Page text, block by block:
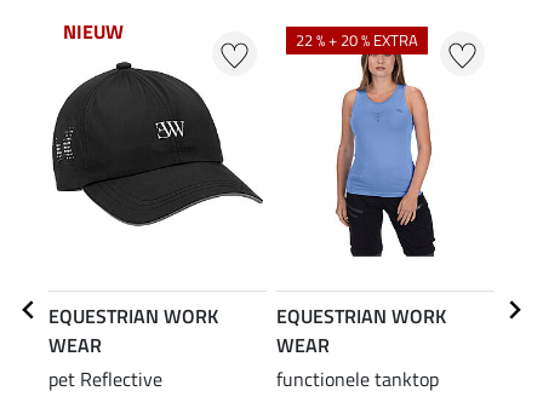
NIEUW
EQUESTRIAN WORK
WEAR
pet Reflective
22 % + 20 % EXTRA
EQUESTRIAN WORK
WEAR
functionele tanktop